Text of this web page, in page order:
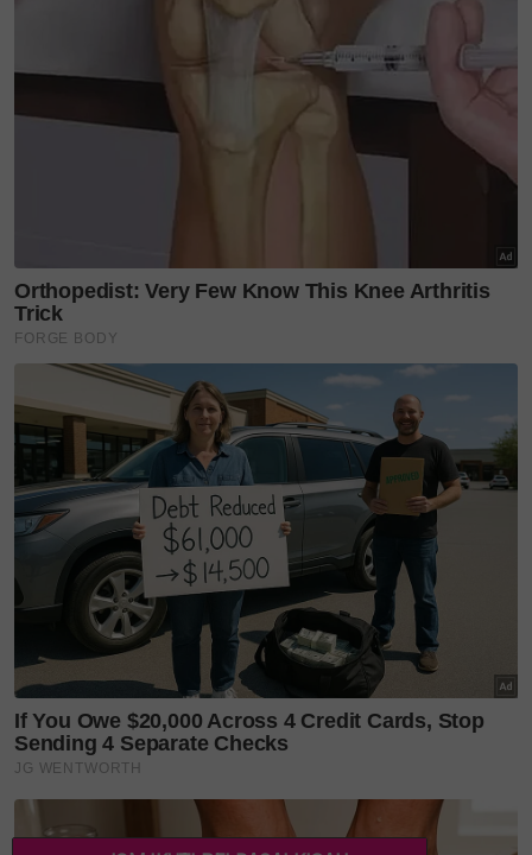
sentiasa percaya bahawa inovasi dan keselesaan
“Nala Nana bukan sekadar koleksi baharu, malah
menjadi simbol bagaimana bahan yang sering
dianggap sebagai sisa pertanian mampu diberi nafas
kepada lebih banyak syarikat tempatan untuk
meneroka penggunaan bahan alternatif dalam
produk mereka,” katanya.
Pembangunan kasut berasaskan serat pisang itu
merupakan hasil kerjasama penyelidikan antara
Bambusoideae Technology Sdn Bhd dan Universiti
Tun Hussein Onn Malaysia (UTHM).
Kolaborasi tersebut turut memperlihatkan
bagaimana kerjasama antara institusi pendidikan
dan pihak industri boleh menghasilkan inovasi
tempatan yang berpotensi memberi manfaat kepada
masyarakat.
Dalam pada itu, Faratihah menjelaskan penggunaan
material alternatif tidak bermakna aspek keselesaan
“Kami mahu membuktikan bahawa kasut mesra